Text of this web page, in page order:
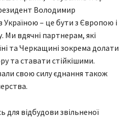
Володимир
Україною – це бути з Європою і
вдячні партнерам, які
та Черкащині зокрема долати
та ставати стійкішими.
свою силу єднання також
для відбудови звільненої